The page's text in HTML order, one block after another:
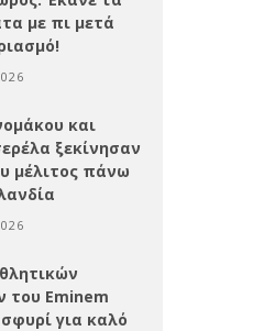
με πι μετά
και
ξεκίνησαν
μέλιτος πάνω
του Eminem
για καλό